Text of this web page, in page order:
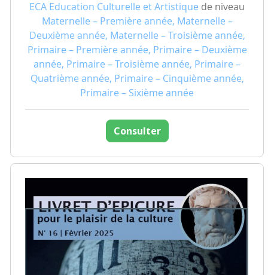
ECA Education Culturelle et Artistique de niveau
Maternelle – Première année, Maternelle –
Deuxième année, Maternelle – Troisième année,
Primaire – Première année, Primaire – Deuxième
année, Primaire – Troisième année, Primaire –
Quatrième année, Primaire – Cinquième année,
Primaire – Sixième année
Consulter